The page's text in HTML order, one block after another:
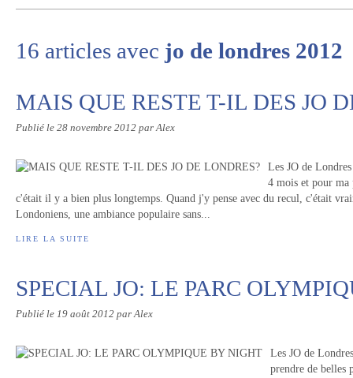
16 articles avec jo de londres 2012
MAIS QUE RESTE T-IL DES JO
Publié le 28 novembre 2012 par Alex
Les JO de
4 mois et pour
c'était il y a bien plus longtemps. Quand j'y pense avec du recul, c'était
Londoniens, une ambiance populaire sans...
LIRE LA SUITE
SPECIAL JO: LE PARC
Publié le 19 août 2012 par Alex
Les JO de
prendre de belles